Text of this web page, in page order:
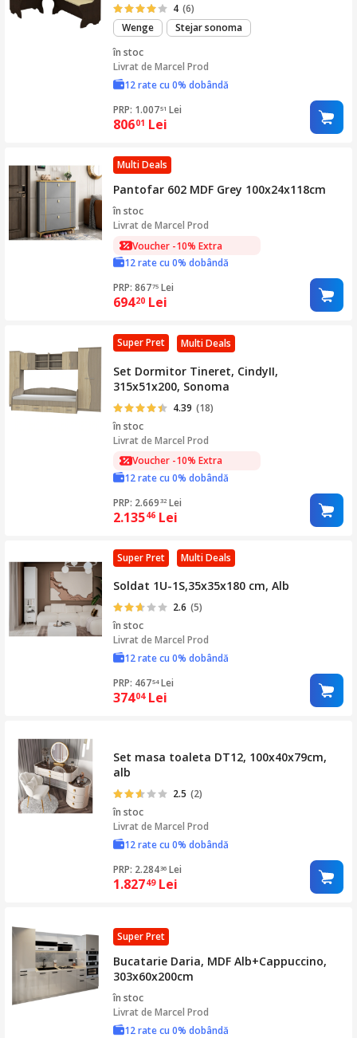
4 (6)
Wenge
Stejar sonoma
în stoc
Livrat deMarcel Prod
12 rate cu 0% dobândă
PRP: 1.00751 Lei
80601 Lei
Multi Deals
Pantofar 602 MDF Grey 100x24x118cm
în stoc
Livrat deMarcel Prod
Voucher -10% Extra
12 rate cu 0% dobândă
PRP: 86775 Lei
69420 Lei
Multi Deals
Super Pret
Set Dormitor Tineret, CindyII,
315x51x200, Sonoma
4.39 (18)
în stoc
Livrat deMarcel Prod
Voucher -10% Extra
12 rate cu 0% dobândă
PRP: 2.669 32 Lei
2.13546 Lei
Multi Deals
Super Pret
Soldat 1U-1S,35x35x180 cm, Alb
2.6 (5)
în stoc
Livrat deMarcel Prod
12 rate cu 0% dobândă
PRP: 46754 Lei
37404 Lei
Set masa toaleta DT12, 100x40x79cm,
alb
2.5 (2)
în stoc
Livrat deMarcel Prod
12 rate cu 0% dobândă
PRP: 2.28436 Lei
1.82749 Lei
Super Pret
Bucatarie Daria, MDF Alb+Cappuccino,
303x60x200cm
în stoc
Livrat deMarcel Prod
12 rate cu 0% dobândă